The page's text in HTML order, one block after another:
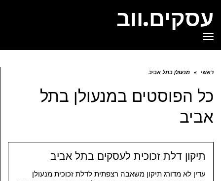
עסקים.ווב
תפריט
ראשי » מנעולן בתל אביב
כל הפוסטים במנעולן בתל
אביב
תיקון דלת זכוכית לעסקים בתל אביב
עדין לא מדורג תיקון משאבה רצפתית לדלת זכוכית מנעולן